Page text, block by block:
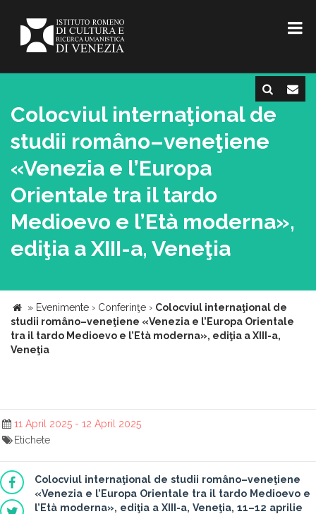
Colocviul internaţional de
studii româno–veneţiene
«Venezia e l’Europa
Orientale tra il tardo
Medioevo e l’Età moderna»,
ediţia a XIII-a, Veneţia
» Evenimente › Conferinţe › Colocviul internaţional de
studii româno–veneţiene «Venezia e l’Europa Orientale
tra il tardo Medioevo e l’Età moderna», ediţia a XIII-a,
Veneţia
11 April 2025 - 12 April 2025
Etichete
Colocviul internaţional de studii româno–veneţiene
«Venezia e l’Europa Orientale tra il tardo Medioevo e
l’Età moderna», ediţia a XIII-a, Veneţia, 11–12 aprilie